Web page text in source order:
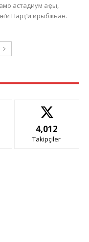
астадиум аҿы,
Нарҭ’и ирыбжьан.
4,012
Takipçiler